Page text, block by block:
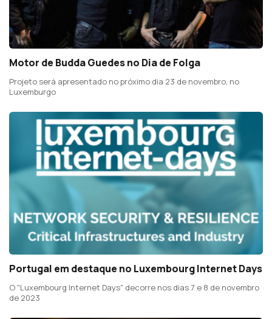
Motor de Budda Guedes no Dia de Folga
Projeto será apresentado no próximo dia 23 de novembro, no
Luxemburgo
Portugal em destaque no Luxembourg Internet Days
O "Luxembourg Internet Days" decorre nos dias 7 e 8 de novembro
de 2023